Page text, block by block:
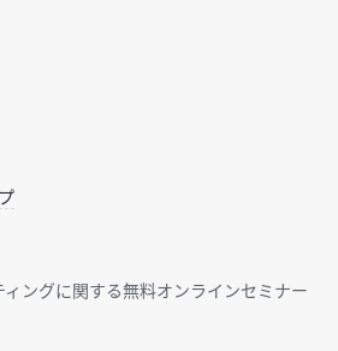
ングに関する無料オンラインセミナー